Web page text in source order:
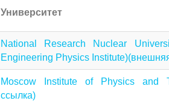
Университет
National Research Nuclear
Engineering Physics
Moscow Institute of Physics and
ссылка)